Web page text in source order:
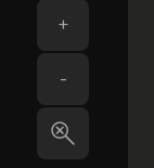
3 отзыва
+
-